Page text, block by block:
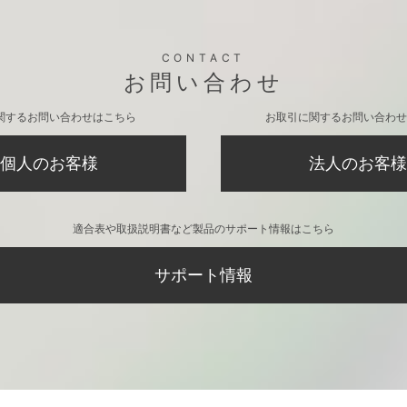
CONTACT
お問い合わせ
するお問い合わせはこちら
個人のお客様
お取引に関するお問い合わ
法人のお客様
適合表や取扱説明書など製品のサポート情報はこちら
サポート情報